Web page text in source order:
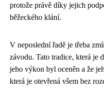
protože právě díky jejich
běžeckého klání.
V neposlední řadě je třeba
závodu. Tato tradice, která je
jeho výkon byl oceněn a že
která je otevřená všem bez